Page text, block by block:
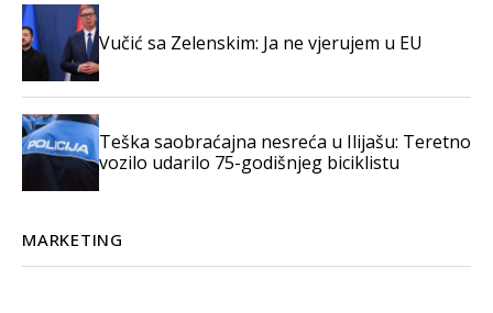
Vučić sa Zelenskim: Ja ne vjerujem u EU
Teška saobraćajna nesreća u Ilijašu: Teretno
vozilo udarilo 75-godišnjeg biciklistu
MARKETING